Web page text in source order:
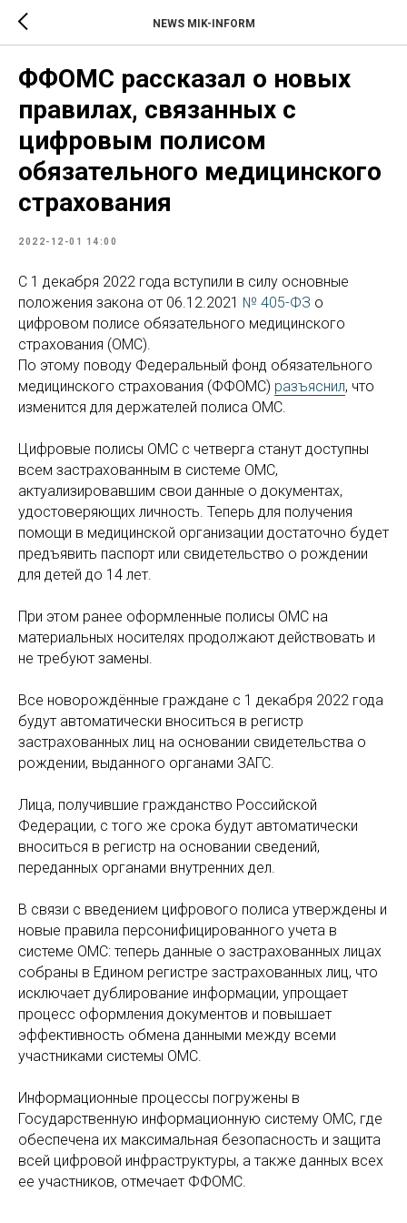
NEWS MIK-INFORM
ФФОМС рассказал о новых
правилах, связанных с
цифровым полисом
обязательного медицинского
страхования
2022-12-01 14:00
С 1 декабря 2022 года вступили в силу основные
положения закона от 06.12.2021 № 405-ФЗ о
цифровом полисе обязательного медицинского
страхования (ОМС).
По этому поводу Федеральный фонд обязательного
медицинского страхования (ФФОМС) разъяснил, что
изменится для держателей полиса ОМС.
Цифровые полисы ОМС с четверга станут доступны
всем застрахованным в системе ОМС,
актуализировавшим свои данные о документах,
удостоверяющих личность. Теперь для получения
помощи в медицинской организации достаточно будет
предъявить паспорт или свидетельство о рождении
для детей до 14 лет.
При этом ранее оформленные полисы ОМС на
материальных носителях продолжают действовать и
не требуют замены.
Все новорождённые граждане с 1 декабря 2022 года
будут автоматически вноситься в регистр
застрахованных лиц на основании свидетельства о
рождении, выданного органами ЗАГС.
Лица, получившие гражданство Российской
Федерации, с того же срока будут автоматически
вноситься в регистр на основании сведений,
переданных органами внутренних дел.
В связи с введением цифрового полиса утверждены и
новые правила персонифицированного учета в
системе ОМС: теперь данные о застрахованных лицах
собраны в Едином регистре застрахованных лиц, что
исключает дублирование информации, упрощает
процесс оформления документов и повышает
эффективность обмена данными между всеми
участниками системы ОМС.
Информационные процессы погружены в
Государственную информационную систему ОМС, где
обеспечена их максимальная безопасность и защита
всей цифровой инфраструктуры, а также данных всех
ее участников, отмечает ФФОМС.